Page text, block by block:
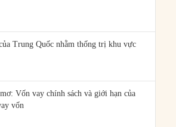
Trung Quốc nhằm thống trị khu vực
Vốn vay chính sách và giới hạn của
vốn